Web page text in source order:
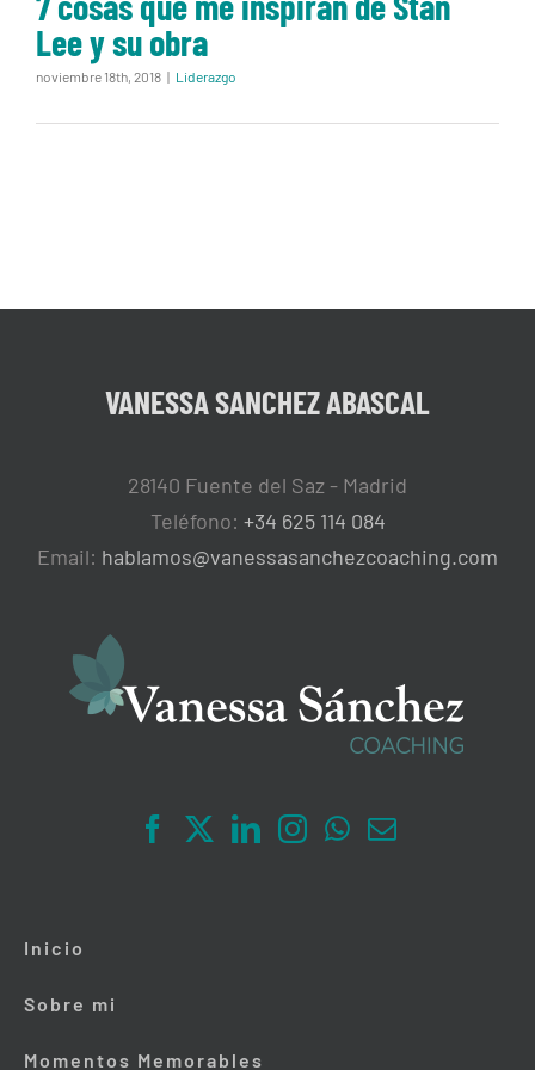
Lee y su obra
noviembre 18th, 2018 | Liderazgo
VANESSA SANCHEZ ABASCAL
28140 Fuente del Saz - Madrid
Teléfono: +34 625 114 084
Email: hablamos@vanessasanchezcoaching.com
Inicio
Sobre mi
Momentos Memorables